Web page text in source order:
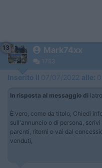
13 Mark74xx
1783
Inserito il 07/07/2022 alle:
In risposta al messaggio di
È vero, come da titolo, Chiedi
sull'annuncio o di persona,
parenti, ritorni o vai dal
venduti,